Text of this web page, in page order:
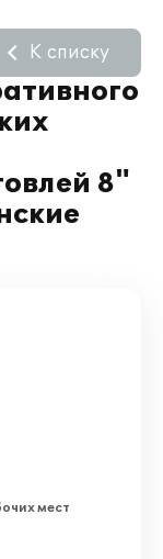
8"
К списку
мест